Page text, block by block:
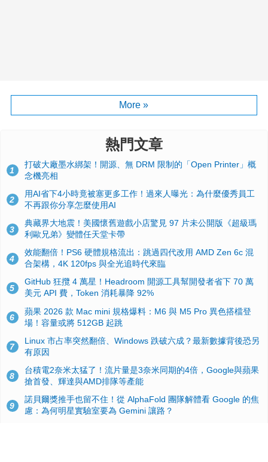
More »
熱門文章
1
打破大廠墨水綁架！開源、無 DRM 限制的「Open Printer」概
念機亮相
2
用AI省下4小時竟被塞更多工作！過來人曝光：為什麼優秀員工
不再跟你分享怎麼使用AI
3
典藏界大地震！美國懷舊遊戲小店驚見 97 片未公開版《超級瑪
利歐兄弟》變體任天堂卡帶
4
效能翻倍！PS6 硬體規格流出：跳過四代改用 AMD Zen 6c 混
合架構，4K 120fps 與全光追時代來臨
5
GitHub 狂攬 4 萬星！Headroom 開源工具幫開發者省下 70 萬
美元 API 費，Token 消耗暴降 92%
6
蘋果 2026 款 Mac mini 規格爆料：M6 與 M5 Pro 異色搭檔登
場！容量或將 512GB 起跳
7
Linux 市占率突然翻倍、Windows 跌破六成？最新數據背後恐另
有原因
8
台積電2奈米太猛了！流片量是3奈米同期的4倍，Google與蘋果
搶首發、輝達與AMD排隊等產能
9
諾貝爾獎推手也留不住！從 AlphaFold 團隊解體看 Google 的焦
慮：為何明星實驗室要為 Gemini 讓路？